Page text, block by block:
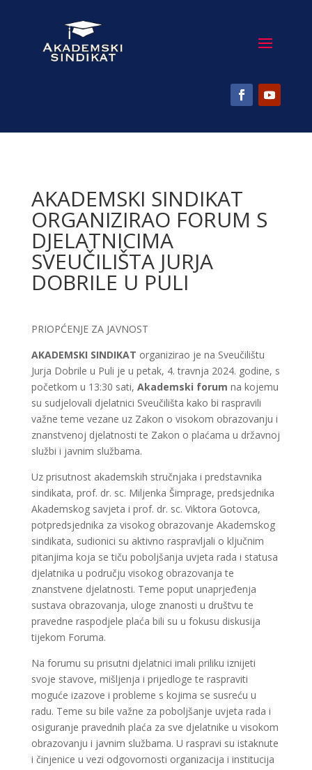
AKADEMSKI SINDIKAT
ORGANIZIRAO FORUM S
DJELATNICIMA
SVEUČILIŠTA JURJA
DOBRILE U PULI
PRIOPĆENJE ZA JAVNOST
AKADEMSKI SINDIKAT organizirao je na Sveučilištu
Jurja Dobrile u Puli je u petak, 4. travnja 2024. godine, s
početkom u 13:30 sati, Akademski forum na kojemu
su sudjelovali djelatnici Sveučilišta kako bi raspravili
važne teme vezane uz Zakon o visokom obrazovanju i
znanstvenoj djelatnosti te Zakon o plaćama u državnoj
službi i javnim službama.
Uz prisutnost akademskih stručnjaka i predstavnika
sindikata, prof. dr. sc. Miljenka Šimprage, predsjednika
Akademskog savjeta i prof. dr. sc. Viktora Gotovca,
potpredsjednika za visokog obrazovanje Akademskog
sindikata, sudionici su aktivno raspravljali o ključnim
pitanjima koja se tiču poboljšanja uvjeta rada i statusa
djelatnika u području visokog obrazovanja te
znanstvene djelatnosti. Teme poput unaprjeđenja
sustava obrazovanja, uloge znanosti u društvu te
pravedne raspodjele plaća bili su u fokusu diskusija
tijekom Foruma.
Na forumu su prisutni djelatnici imali priliku iznijeti
svoje stavove, mišljenja i prijedloge te raspraviti
moguće izazove i probleme s kojima se susreću u
radu. Teme su bile važne za poboljšanje uvjeta rada i
osiguranje pravednih plaća za sve djelatnike u visokom
obrazovanju i javnim službama. U raspravi su istaknute
i činjenice u vezi odgovornosti organizacija i institucija